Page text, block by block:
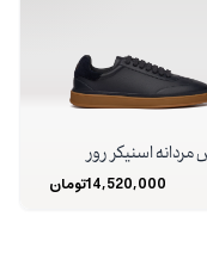
اسنیکر رور
14,520,000تومان